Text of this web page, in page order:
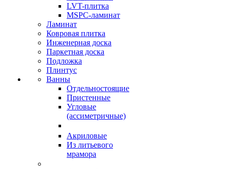
LVT-плитка
MSPC-ламинат
Ламинат
Ковровая плитка
Инженерная доска
Паркетная доска
Подложка
Плинтус
Ванны
Отдельностоящие
Пристенные
Угловые
(ассиметричные)
Акриловые
Из литьевого
мрамора